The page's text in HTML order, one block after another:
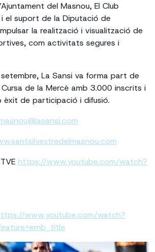
del Masnou, El Club
el suport de la Diputació de
la realització i visualització de
com activitats segures i
La Sansi va forma part de
de la Mercè amb 3.000 inscrits i
èxit de participació i difusió.
https://www.youtube.com/watch?
www.youtube.com/watch?